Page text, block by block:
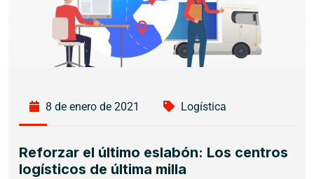
8 de enero de 2021 Logística
Reforzar el último eslabón: Los centros
logísticos de última milla